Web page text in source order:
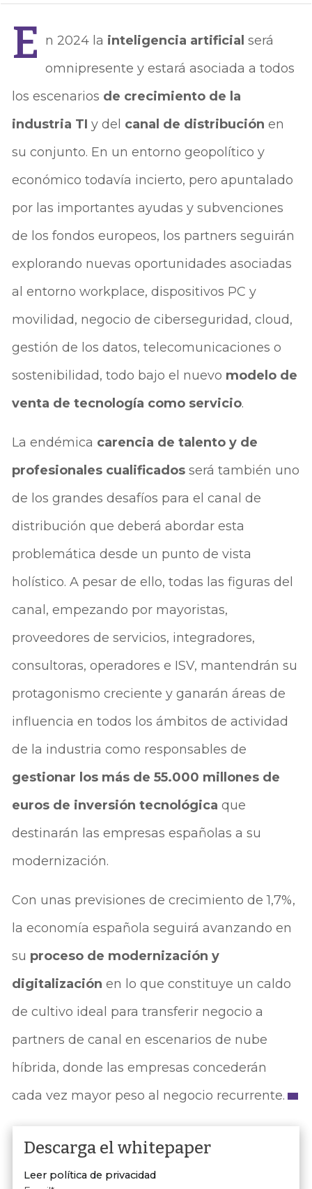
E n 2024 la inteligencia artificial será
omnipresente y estará asociada a todos
los escenarios de crecimiento de la
industria TI y del canal de distribución en
su conjunto. En un entorno geopolítico y
económico todavía incierto, pero apuntalado
por las importantes ayudas y subvenciones
de los fondos europeos, los partners seguirán
explorando nuevas oportunidades asociadas
al entorno workplace, dispositivos PC y
movilidad, negocio de ciberseguridad, cloud,
gestión de los datos, telecomunicaciones o
sostenibilidad, todo bajo el nuevo modelo de
venta de tecnología como servicio.
La endémica carencia de talento y de
profesionales cualificados será también uno
de los grandes desafíos para el canal de
distribución que deberá abordar esta
problemática desde un punto de vista
holístico. A pesar de ello, todas las figuras del
canal, empezando por mayoristas,
proveedores de servicios, integradores,
consultoras, operadores e ISV, mantendrán su
protagonismo creciente y ganarán áreas de
influencia en todos los ámbitos de actividad
de la industria como responsables de
gestionar los más de 55.000 millones de
euros de inversión tecnológica que
destinarán las empresas españolas a su
modernización.
Con unas previsiones de crecimiento de 1,7%,
la economía española seguirá avanzando en
su proceso de modernización y
digitalización en lo que constituye un caldo
de cultivo ideal para transferir negocio a
partners de canal en escenarios de nube
híbrida, donde las empresas concederán
cada vez ma­yor peso al negocio recurrente.
Descarga el whitepaper
Leer política de privacidad